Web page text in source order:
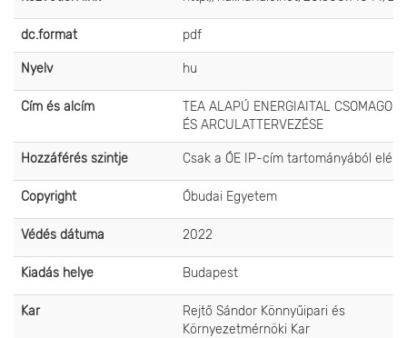
dc.format pdf
Nyelv hu
Cím és alcím
TEA ALAPÚ ENERGIAITAL
ÉS ARCULATTERVEZÉSE
Hozzáférés szintje Csak a ÓE IP-cím tartományából
Copyright Óbudai Egyetem
Védés dátuma 2022
Kiadás helye Budapest
Kar
Rejtő Sándor Könnyűipari és
Környezetmérnöki Kar